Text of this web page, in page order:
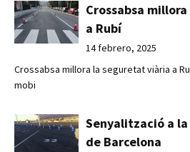
Crossabsa
a Rubí
14 febrero, 2025
Crossabsa millora la seguretat viària a
mobi
Senyalització a
de Barcelona